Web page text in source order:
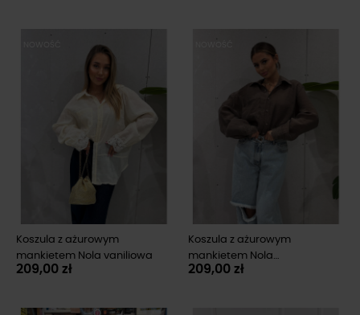
Koszula z ażurowym
mankietem Nola vaniliowa
209,00 zł
Koszula z ażurowym
mankietem Nola
czekoladowa
209,00 zł